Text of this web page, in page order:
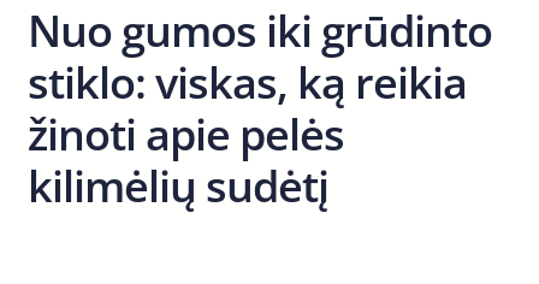
Nuo gumos iki grūdinto
stiklo: viskas, ką reikia
žinoti apie pelės
kilimėlių sudėtį